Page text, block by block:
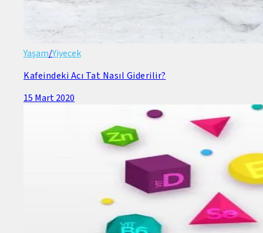
Yaşam/Yiyecek
Kafeindeki Acı Tat Nasıl Giderilir?
15 Mart 2020